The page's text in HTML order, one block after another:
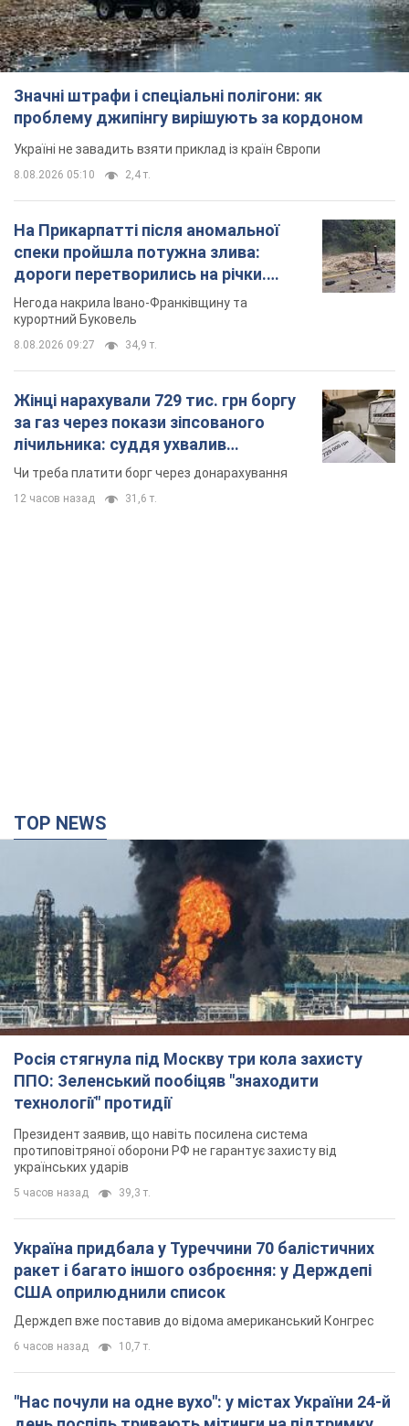
Значні штрафи і спеціальні полігони: як
проблему джипінгу вирішують за кордоном
Україні не завадить взяти приклад із країн Європи
8.08.2026 05:10 2,4 т.
На Прикарпатті після аномальної
спеки пройшла потужна злива:
дороги перетворились на річки.
Відео
Негода накрила Івано-Франківщину та
курортний Буковель
8.08.2026 09:27 34,9 т.
Жінці нарахували 729 тис. грн боргу
за газ через покази зіпсованого
лічильника: суддя ухвалив
неочікуване рішення
Чи треба платити борг через донарахування
12 часов назад 31,6 т.
TOP NEWS
Росія стягнула під Москву три кола захисту
ППО: Зеленський пообіцяв "знаходити
технології" протидії
Президент заявив, що навіть посилена система
протиповітряної оборони РФ не гарантує захисту від
українських ударів
5 часов назад 39,3 т.
Україна придбала у Туреччини 70 балістичних
ракет і багато іншого озброєння: у Держдепі
США оприлюднили список
Держдеп вже поставив до відома американський Конгрес
6 часов назад 10,7 т.
"Нас почули на одне вухо": у містах України 24-й